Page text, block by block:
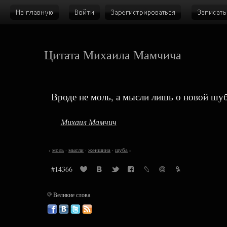
Цитата Михаила Мамчича
Вроде не моль, а мысли лишь о новой
Михаил Мамчич
‹ моль ·мысли ·женщина ·шуба ›
#14366
©Великие слова